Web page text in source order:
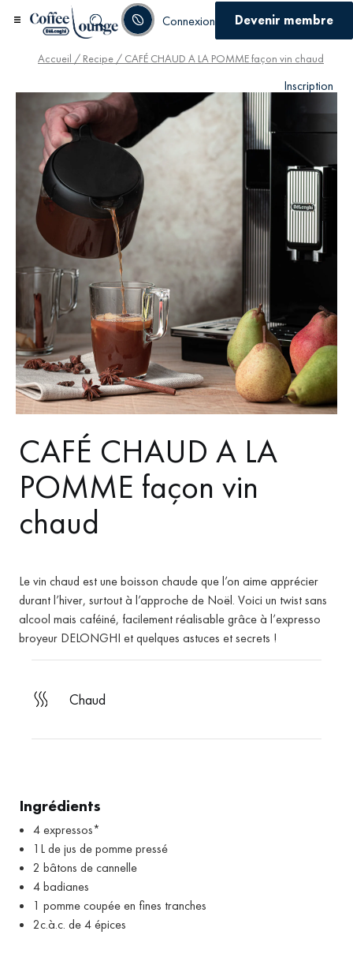
Connexion Devenir membre
Inscription
Accueil / Recipe / CAFÉ CHAUD A LA POMME façon vin chaud
CAFÉ CHAUD A LA
POMME façon vin
chaud
Le vin chaud est une boisson chaude que l’on aime apprécier
durant l’hiver, surtout à l’approche de Noël. Voici un twist sans
alcool mais caféiné, facilement réalisable grâce à l’expresso
broyeur DELONGHI et quelques astuces et secrets !
chaud
Ingrédients
4 expressos*
1L de jus de pomme pressé
2 bâtons de cannelle
4 badianes
1 pomme coupée en fines tranches
2c.à.c. de 4 épices